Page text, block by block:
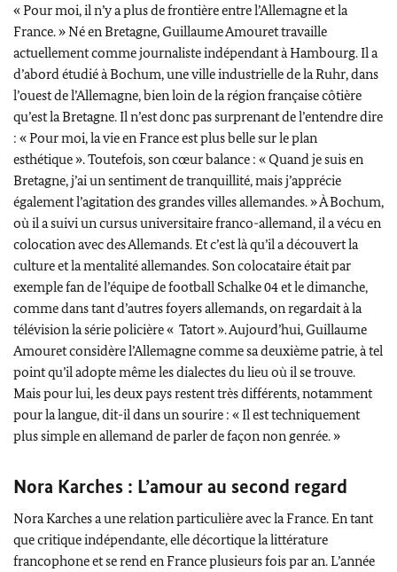
« Pour moi, il n’y a plus de frontière entre l’Allemagne et la
France. » Né en Bretagne, Guillaume Amouret travaille
actuellement comme journaliste indépendant à Hambourg. Il a
d’abord étudié àBochum, une ville industrielle de laRuhr, dans
l’ouest de l’Allemagne, bien loin de la région française côtière
qu’est la Bretagne. Il n’est donc pas surprenant de l’entendre dire
: « Pour moi, la vie en France est plus belle sur le plan
esthétique ». Toutefois, son cœur balance : « Quand je suis en
Bretagne, j’ai un sentiment de tranquillité, mais j’apprécie
également l’agitation des grandes villes allemandes. » ÀBochum,
où il a suivi un cursus universitaire franco-allemand, il a vécu en
colocation avec des Allemands. Et c’est là qu’il a découvert la
culture et la mentalité allemandes. Son colocataire était par
exemple fan de l’équipe de football Schalke 04et le dimanche,
comme dans tant d’autres foyers allemands, on regardait à la
télévision la série policière « Tatort». Aujourd’hui, Guillaume
Amouret considère l’Allemagne comme sa deuxième patrie, à tel
point qu’il adopte même les dialectes du lieu où il se trouve.
Mais pour lui, les deux pays restent très différents, notamment
pour la langue, dit-il dans un sourire : « Il est techniquement
plus simple en allemand de parler de façon non genrée. »
Nora Karches : L’amour au second regard
Nora Karchesa une relation particulière avec la France. En tant
que critique indépendante, elle décortique la littérature
francophone et se rend en France plusieurs fois par an. L’année